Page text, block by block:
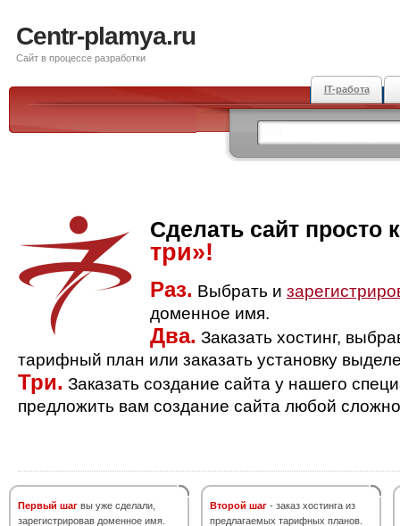
Centr-plamya.ru
Сайт в процессе разработки
IT-работа
Сделать сайт просто
три»!
Раз. Выбрать и
доменное имя.
Два. Заказать хостинг,
тарифный план или заказать установку
Три. Заказать создание сайта у нашего
предложить вам создание сайта любой
Первый шаг вы уже сделали,
зарегистрировав доменное имя.
Второй шаг - заказ хостинга из
предлагаемых тарифных планов.